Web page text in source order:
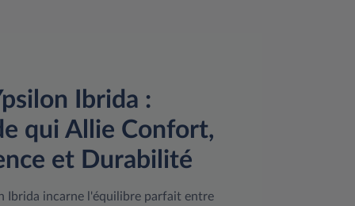
Ibrida :
qui Allie Confort,
et Durabilité
Ibrida incarne l'équilibre parfait entre